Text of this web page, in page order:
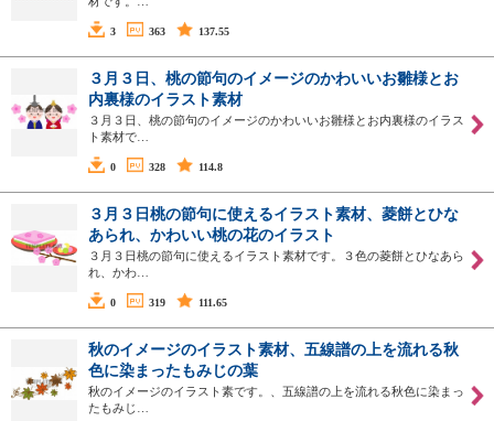
3 363 137.55
３月３日、桃の節句のイメージのかわいいお雛様とお
内裏様のイラスト素材
３月３日、桃の節句のイメージのかわいいお雛様とお内裏様のイラス
ト素材で…
0 328 114.8
３月３日桃の節句に使えるイラスト素材、菱餅とひな
あられ、かわいい桃の花のイラスト
３月３日桃の節句に使えるイラスト素材です。３色の菱餅とひなあら
れ、かわ…
0 319 111.65
秋のイメージのイラスト素材、五線譜の上を流れる秋
色に染まったもみじの葉
秋のイメージのイラスト素です。、五線譜の上を流れる秋色に染まっ
たもみじ…